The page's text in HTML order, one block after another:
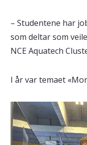
– Studentene har
som deltar som
NCE Aquatech
I år var temaet